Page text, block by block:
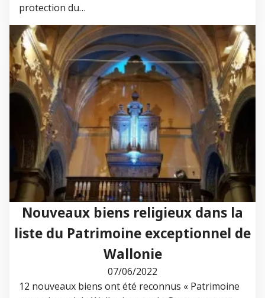
protection du…
Nouveaux biens religieux dans la
liste du Patrimoine exceptionnel de
Wallonie
07/06/2022
12 nouveaux biens ont été reconnus « Patrimoine